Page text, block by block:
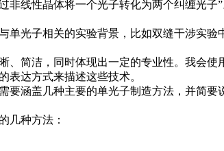
非线性晶体将一个光子转化为两个纠缠光
单光子相关的实验背景，比如双缝干涉实
、简洁，同时体现出一定的专业性。我会
表达方式来描述这些技术。
要涵盖几种主要的单光子制造方法，并简
几种方法：